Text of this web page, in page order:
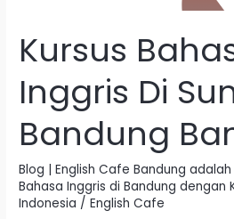
Kursus
Inggris Di
Bandung
Blog | English Cafe Bandung
Bahasa Inggris di Bandung
Indonesia /English Cafe